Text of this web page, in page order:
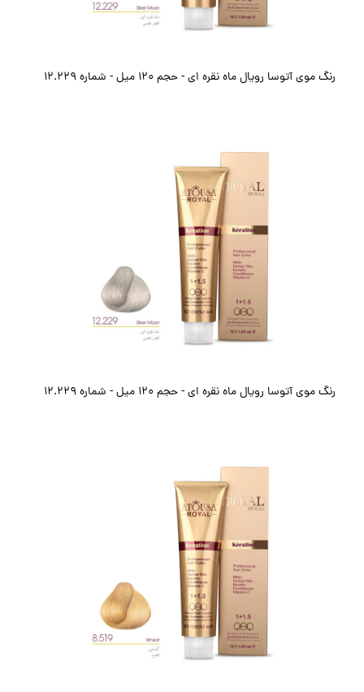
رنگ موی آتوسا رویال ماه نقره ای - حجم ۱۲۰ میل - شماره 12.229
رنگ موی آتوسا رویال ماه نقره ای - حجم ۱۲۰ میل - شماره 12.229